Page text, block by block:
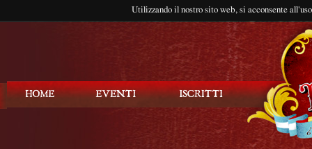
Utilizzando il nostro sito web, si acconsente